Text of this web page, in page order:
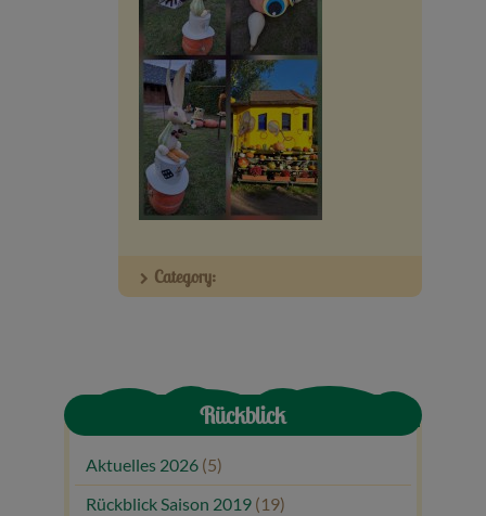
Videos
Veranstaltungen
Baumpaten
Kontakt
Category:
Rückblick
Aktuelles 2026 (5)
Rückblick Saison 2019 (19)